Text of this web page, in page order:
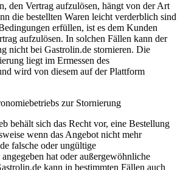
den Vertrag aufzulösen, hängt von der Art
die bestellten Waren leicht verderblich sind
erfüllen, ist es dem Kunden
aufzulösen. In solchen Fällen kann der
nicht bei Gastrolin.de stornieren. Die
liegt im Ermessen des
wird von diesem auf der Plattform
zur Stornierung
behält sich das Recht vor, eine Bestellung
wenn das Angebot nicht mehr
falsche oder ungültige
hat oder außergewöhnliche
kann in bestimmten Fällen auch